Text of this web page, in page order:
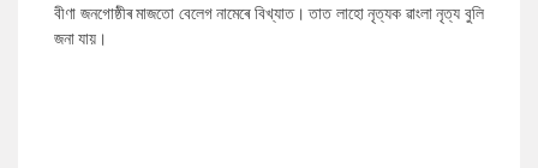
বীণা জনগোষ্ঠীৰ মাজতো বেলেগ নামেৰে বিখ্যাত। তাত লাহো নৃত্যক ৱাংলা নৃত্য বুলি
জনা যায়।